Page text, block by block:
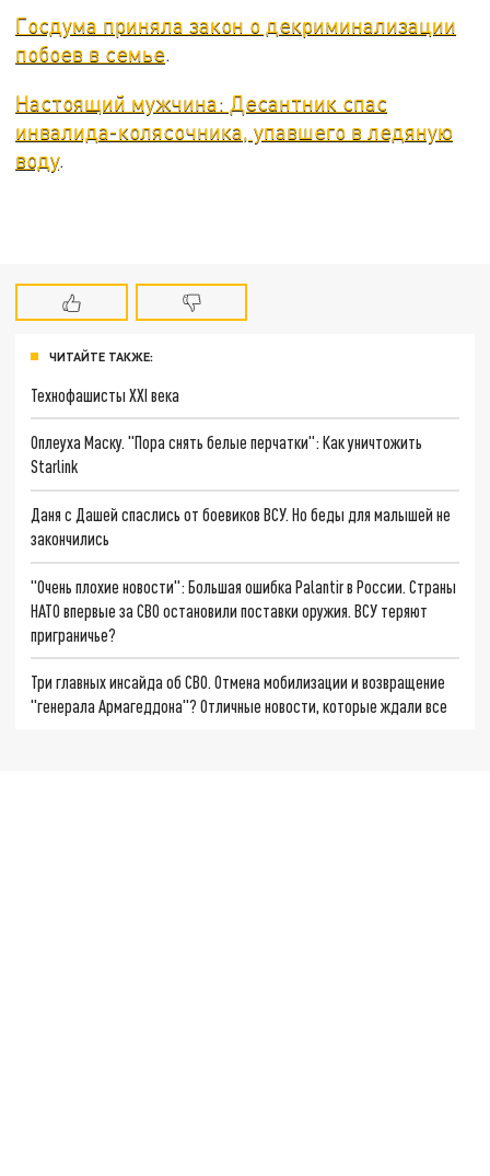
Госдума приняла закон о декриминализации
побоев в семье
Настоящий мужчина: Десантник спас
инвалида-колясочника, упавшего в ледяную
воду.
ЧИТАЙТЕ ТАКЖЕ:
Технофашисты XXI века
Оплеуха Маску. "Пора снять белые перчатки": Как уничтожить
Starlink
Даня с Дашей спаслись от боевиков ВСУ. Но беды для малышей не
закончились
"Очень плохие новости": Большая ошибка Palantir в России. Страны
НАТО впервые за СВО остановили поставки оружия. ВСУ теряют
приграничье?
Три главных инсайда об СВО. Отмена мобилизации и возвращение
"генерала Армагеддона"? Отличные новости, которые ждали все